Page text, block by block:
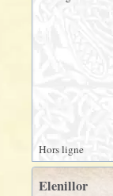
Hors ligne
Elenillor